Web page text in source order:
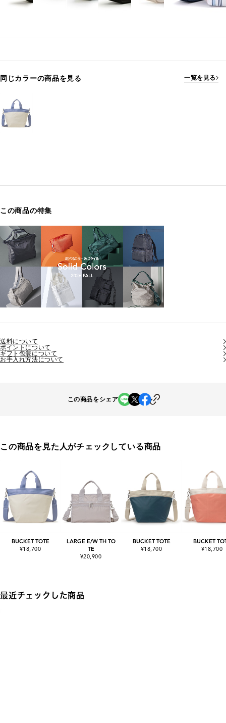
同じカラーの商品を見る 一覧を見る
この商品の特集
送料について
ポイントについて
ギフト包装について
お手入れ方法について
この商品をシェア
この商品を見た人がチェックしている商品
BUCKET TOTE
¥18,700
LARGE E/W TH TO
TE
¥20,900
BUCKET TOTE
¥18,700
BUCKET
¥18,700
最近チェックした商品